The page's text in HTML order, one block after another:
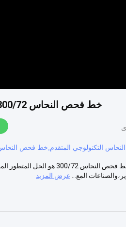
خط فحص النحاس 300/72 تكنولوجيا متقدمة لفحص الدقة
التكنولوجي المتقدم,خط فحص
خط فحص النحاس 300/72: تكنولوجيا متقدمة
المع...
عرض المزيد